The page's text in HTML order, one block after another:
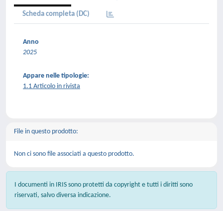
Scheda completa (DC)
Anno
2025
Appare nelle tipologie:
1.1 Articolo in rivista
File in questo prodotto:
Non ci sono file associati a questo prodotto.
I documenti in IRIS sono protetti da copyright e tutti i diritti sono
riservati, salvo diversa indicazione.